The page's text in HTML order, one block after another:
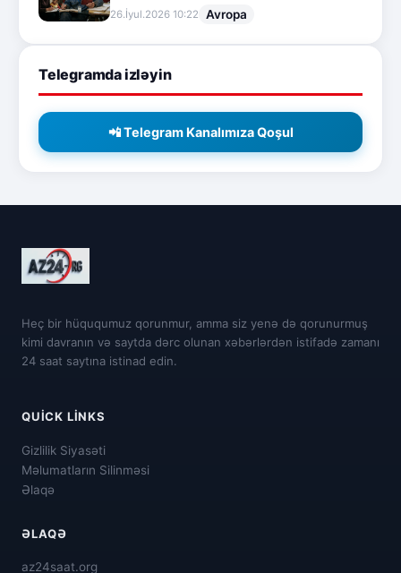
26.İyul.2026 10:22 Avropa
Telegramda izləyin
📲 Telegram Kanalımıza Qoşul
Heç bir hüququmuz qorunmur, amma siz yenə də qorunurmuş
kimi davranın və saytda dərc olunan xəbərlərdən istifadə zamanı
24 saat saytına istinad edin.
QUICK LINKS
Gizlilik Siyasəti
Məlumatların Silinməsi
Əlaqə
ƏLAQƏ
az24saat.org